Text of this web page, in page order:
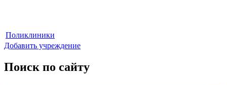
Поликлиники
Добавить учреждение
Поиск по сайту